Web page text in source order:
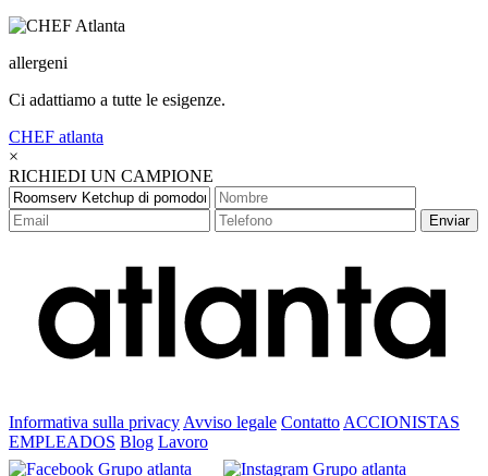
allergeni
Ci adattiamo a tutte le esigenze.
CHEF atlanta
×
RICHIEDI UN CAMPIONE
Enviar
Informativa sulla privacy Avviso legale Contatto ACCIONISTAS
EMPLEADOS Blog Lavoro